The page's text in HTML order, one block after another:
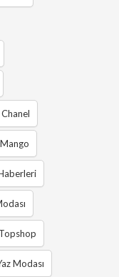
Chanel
Mango
Topshop
Modası